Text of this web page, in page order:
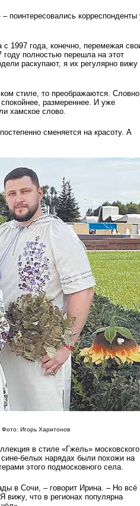
поинтересовались корреспонденты
1997 года, конечно, перемежая
полностью перешла на этот
раскупают, я их регулярно вижу
стиле, то преображаются. Словно
размереннее. И уже
хамское слово.
сменяется на красоту. А
Игорь Харитонов
в стиле «Гжель» московского
белых нарядах были похожи на
этого подмосковного села.
в Сочи, – говорит Ирина. – Но всё
что в регионах популярна